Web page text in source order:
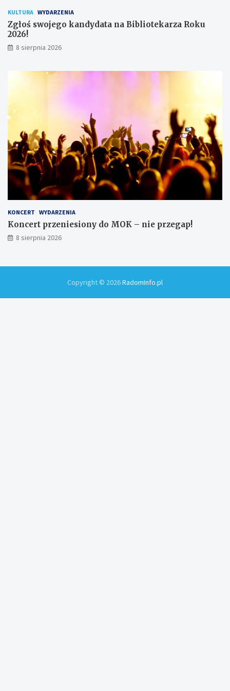
ó
w
KULTURA WYDARZENIA
Zgłoś swojego kandydata na Bibliotekarza Roku
2026!
8 sierpnia 2026
KONCERT WYDARZENIA
Koncert przeniesiony do MOK – nie przegap!
8 sierpnia 2026
Copyright © 2026RadomInfo.pl